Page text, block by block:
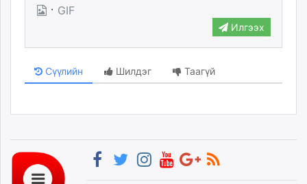
· GIF
Илгээх
Сүүлийн Шилдэг Таагүй